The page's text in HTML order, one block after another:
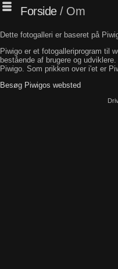
Forside/ Om
Dette fotogalleri er baseret på
Piwigo er et fotogalleriprogram til
bestående af brugere og
Piwigo. Som prikken over i'et er
Besøg Piwigos websted